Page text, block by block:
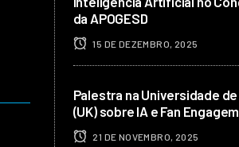
da APOGESD
15 DE DEZEMBRO, 2025
Palestra na Universidade
(UK) sobre IA e Fan
21 DE NOVEMBRO, 2025